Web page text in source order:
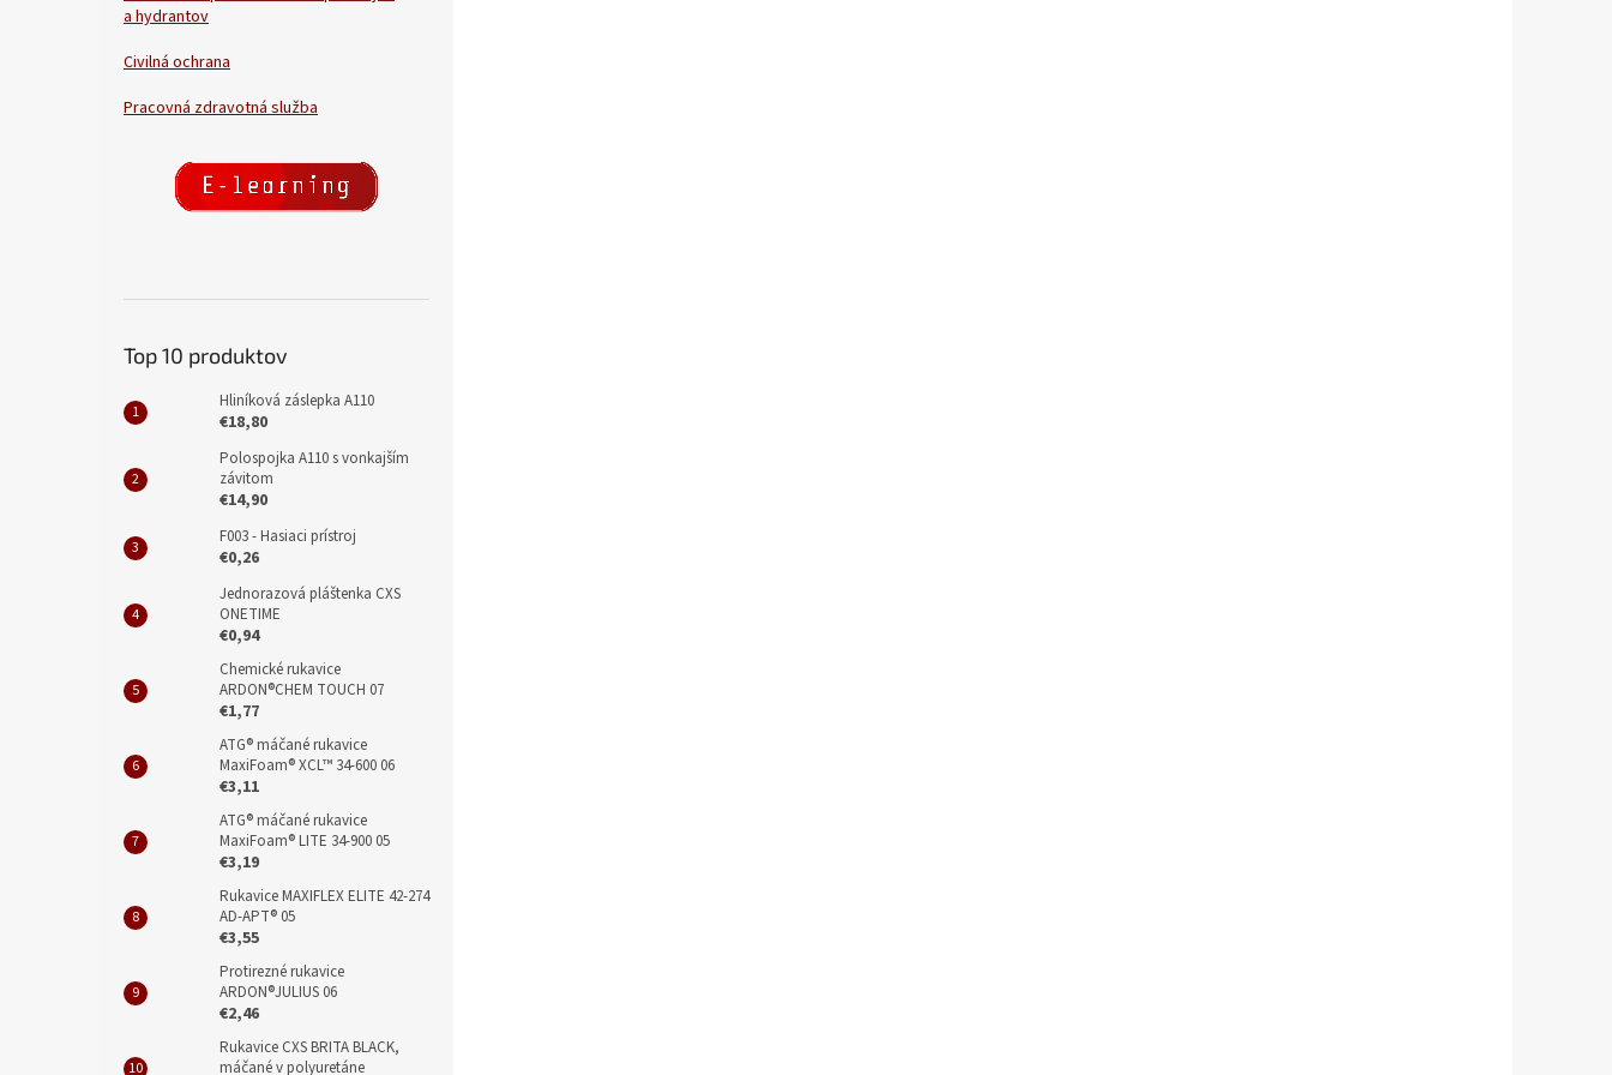
a hydrantov
Civilná ochrana
Pracovná zdravotná služba
Top 10 produktov
Hliníková záslepka A110
€18,80
Polospojka A110 s vonkajším
závitom
€14,90
F003 - Hasiaci prístroj
€0,26
Jednorazová pláštenka CXS
ONETIME
€0,94
Chemické rukavice
ARDON®CHEM TOUCH 07
€1,77
ATG® máčané rukavice
MaxiFoam® XCL™ 34-600 06
€3,11
ATG® máčané rukavice
MaxiFoam® LITE 34-900 05
€3,19
Rukavice MAXIFLEX ELITE 42-274
AD-APT® 05
€3,55
Protirezné rukavice
ARDON®JULIUS 06
€2,46
Rukavice CXS BRITA BLACK,
máčané v polyuretáne